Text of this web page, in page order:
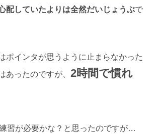
配していたよりは全然だいじょうぶで
ポインタが思うように止まらなかった
あったのですが、 2時間で慣れ
習が必要かな？と思ったのですが…